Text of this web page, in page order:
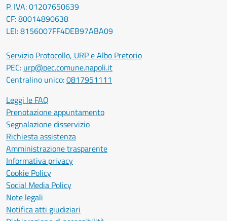
P. IVA: 01207650639
CF: 80014890638
LEI: 8156007FF4DEB97ABA09
Servizio Protocollo, URP e Albo Pretorio
PEC: urp@pec.comune.napoli.it
Centralino unico:0817951111
Leggi le FAQ
Prenotazione appuntamento
Segnalazione disservizio
Richiesta assistenza
Amministrazione trasparente
Informativa privacy
Cookie Policy
Social Media Policy
Note legali
Notifica atti giudiziari